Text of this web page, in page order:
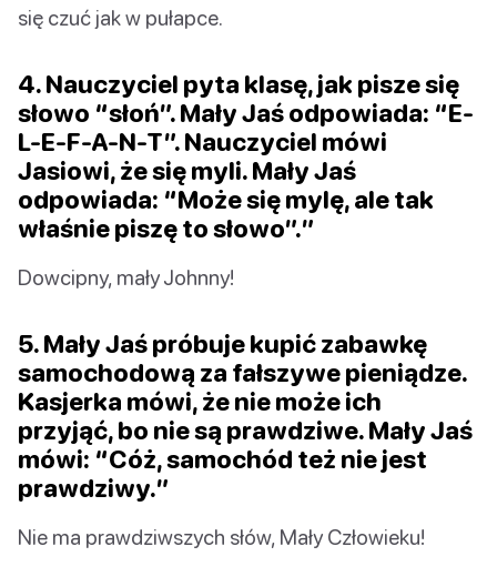
się czuć jak w pułapce.
4. Nauczyciel pyta klasę, jak pisze się
słowo “słoń”. Mały Jaś odpowiada: “E-
L-E-F-A-N-T”. Nauczyciel mówi
Jasiowi, że się myli. Mały Jaś
odpowiada: “Może się mylę, ale tak
właśnie piszę to słowo”.”
Dowcipny, mały Johnny!
5. Mały Jaś próbuje kupić zabawkę
samochodową za fałszywe pieniądze.
Kasjerka mówi, że nie może ich
przyjąć, bo nie są prawdziwe. Mały Jaś
mówi: “Cóż, samochód też nie jest
prawdziwy.”
Nie ma prawdziwszych słów, Mały Człowieku!